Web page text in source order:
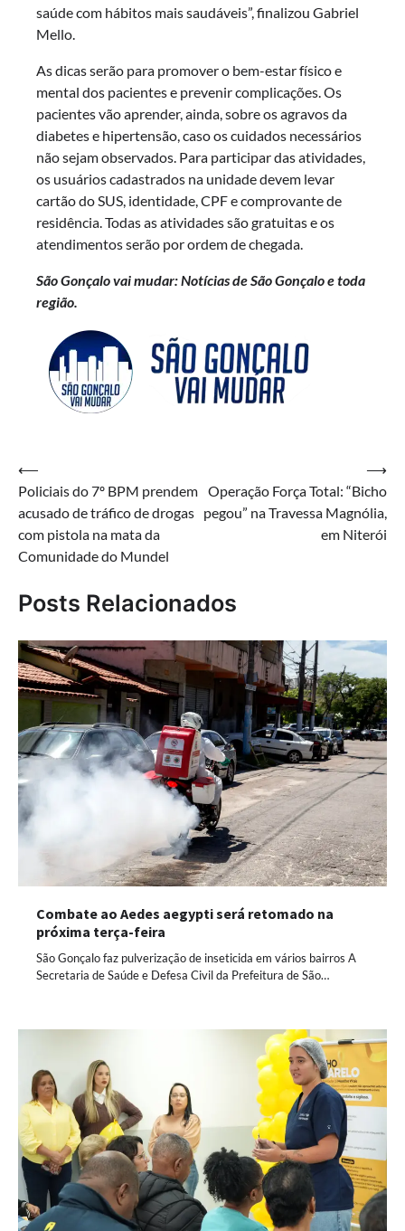
saúde com hábitos mais saudáveis”, finalizou Gabriel
Mello.
As dicas serão para promover o bem-estar físico e
mental dos pacientes e prevenir complicações. Os
pacientes vão aprender, ainda, sobre os agravos da
diabetes e hipertensão, caso os cuidados necessários
não sejam observados. Para participar das atividades,
os usuários cadastrados na unidade devem levar
cartão do SUS, identidade, CPF e comprovante de
residência. Todas as atividades são gratuitas e os
atendimentos serão por ordem de chegada.
São Gonçalo vai mudar: Notícias de São Gonçalo e toda
região.
Navegação
de
Post
⟵
Policiais do 7º BPM prendem
acusado de tráfico de drogas
com pistola na mata da
Comunidade do Mundel
Operação Força Total: “Bicho
pegou” na Travessa Magnólia,
em Niterói
⟶
Posts Relacionados
Combate ao Aedes aegypti será retomado na
próxima terça-feira
São Gonçalo faz pulverização de inseticida em vários bairros A
Secretaria de Saúde e Defesa Civil da Prefeitura de São…